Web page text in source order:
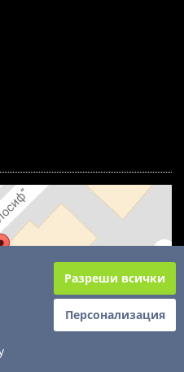
Всички права запазени
Разреши всички
Персонализация